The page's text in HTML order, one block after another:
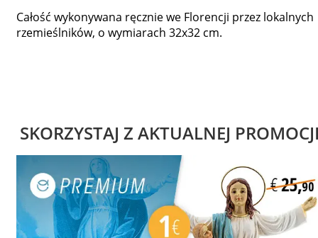
Całość wykonywana ręcznie we Florencji przez lokalnych
rzemieślników, o wymiarach 32x32 cm.
SKORZYSTAJ Z AKTUALNEJ